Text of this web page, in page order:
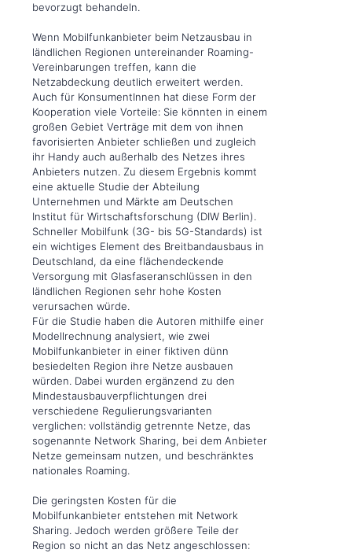
bevorzugt behandeln.
Wenn Mobilfunkanbieter beim Netzausbau in
ländlichen Regionen untereinander Roaming-
Vereinbarungen treffen, kann die
Netzabdeckung deutlich erweitert werden.
Auch für KonsumentInnen hat diese Form der
Kooperation viele Vorteile: Sie könnten in einem
großen Gebiet Verträge mit dem von ihnen
favorisierten Anbieter schließen und zugleich
ihr Handy auch außerhalb des Netzes ihres
Anbieters nutzen. Zu diesem Ergebnis kommt
eine aktuelle Studie der Abteilung
Unternehmen und Märkte am Deutschen
Institut für Wirtschaftsforschung (DIW Berlin).
Schneller Mobilfunk (3G- bis 5G-Standards) ist
ein wichtiges Element des Breitbandausbaus in
Deutschland, da eine flächendeckende
Versorgung mit Glasfaseranschlüssen in den
ländlichen Regionen sehr hohe Kosten
verursachen würde.
Für die Studie haben die Autoren mithilfe einer
Modellrechnung analysiert, wie zwei
Mobilfunkanbieter in einer fiktiven dünn
besiedelten Region ihre Netze ausbauen
würden. Dabei wurden ergänzend zu den
Mindestausbauverpflichtungen drei
verschiedene Regulierungsvarianten
verglichen: vollständig getrennte Netze, das
sogenannte Network Sharing, bei dem Anbieter
Netze gemeinsam nutzen, und beschränktes
nationales Roaming.
Die geringsten Kosten für die
Mobilfunkanbieter entstehen mit Network
Sharing. Jedoch werden größere Teile der
Region so nicht an das Netz angeschlossen: